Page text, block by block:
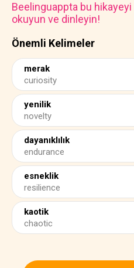
Önemli Kelimeler
merak
curiosity
yenilik
novelty
dayanıklılık
endurance
esneklik
resilience
kaotik
chaotic
Beelinguappta bu hikayeyi
okuyun ve dinleyin!